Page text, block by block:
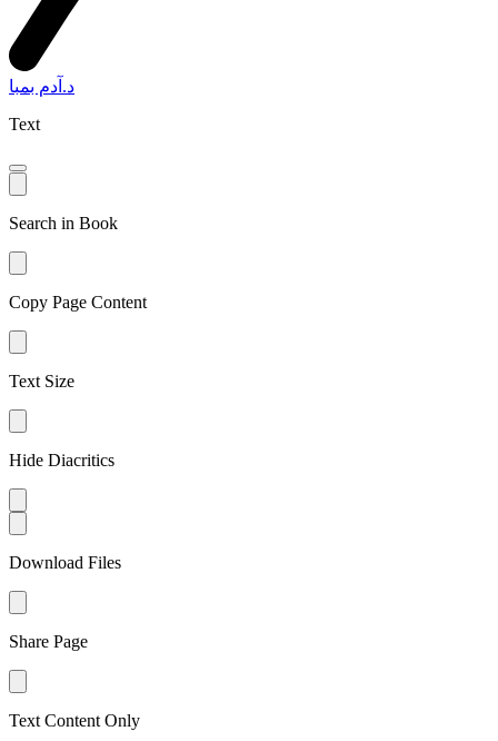
د.آدم بمبا
Text
Search in Book
Copy Page Content
Text Size
Hide Diacritics
Download Files
Share Page
Text Content Only